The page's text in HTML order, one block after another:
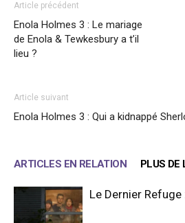
Article précédent
Enola Holmes 3 : Le mariage
de Enola & Tewkesbury a t’il
lieu ?
Article suivant
Enola Holmes 3 : Qui a kidnappé
ARTICLES EN RELATION PLUS DE
Le Dernier